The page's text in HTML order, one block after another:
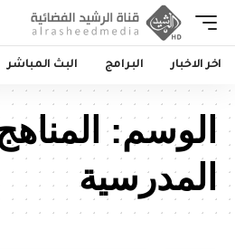
اخر الاخبار البرامج البث المباشر
الوسم:
المدرسية